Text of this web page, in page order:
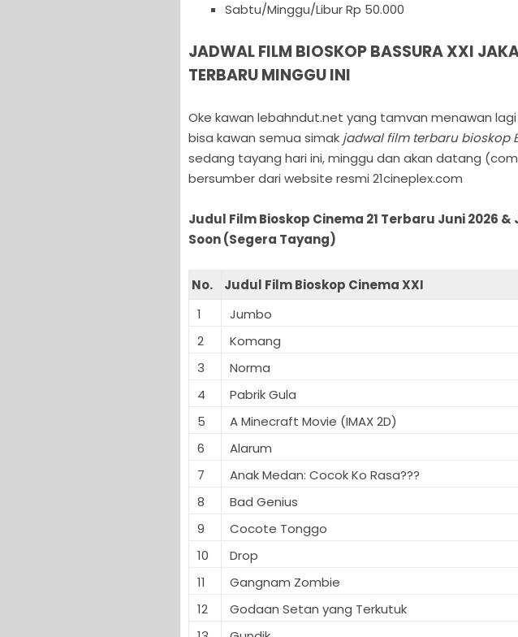
Sabtu/Minggu/Libur Rp 50.000
JADWAL FILM BIOSKOP BASSURA XXI
TERBARU MINGGU INI
Oke kawan lebahndut.net yang tamvan menawan
bisa kawan semua simak jadwal film terbaru bioskop
sedang tayang hari ini, minggu dan akan datang
bersumber dari website resmi 21cineplex.com
Judul Film Bioskop Cinema 21 Terbaru Juni 2026
Soon (Segera Tayang)
No.
Judul Film Bioskop Cinema XXI
1
Jumbo
2
Komang
3
Norma
4
Pabrik Gula
5
A Minecraft Movie (IMAX 2D)
6
Alarum
7
Anak Medan: Cocok Ko Rasa???
8
Bad Genius
9
Cocote Tonggo
10
Drop
11
Gangnam Zombie
12
Godaan Setan yang Terkutuk